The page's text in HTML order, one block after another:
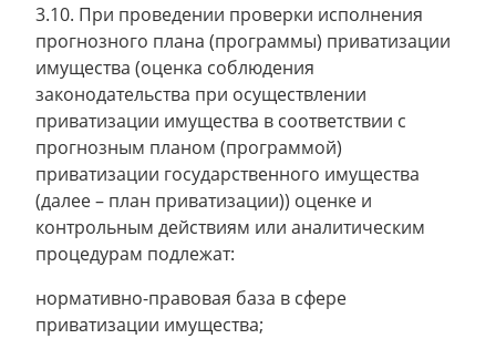
3.10. При проведении проверки исполнения
прогнозного плана (программы) приватизации
имущества (оценка соблюдения
законодательства при осуществлении
приватизации имущества в соответствии с
прогнозным планом (программой)
приватизации государственного имущества
(далее – план приватизации)) оценке и
контрольным действиям или аналитическим
процедурам подлежат:
нормативно-правовая база в сфере
приватизации имущества;